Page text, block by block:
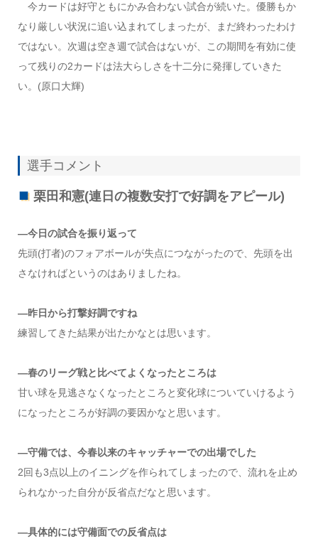
今カードは好守ともにかみ合わない試合が続いた。優勝もか
なり厳しい状況に追い込まれてしまったが、まだ終わったわけ
ではない。次週は空き週で試合はないが、この期間を有効に使
って残りの2カードは法大らしさを十二分に発揮していきた
い。(原口大輝)
選手コメント
栗田和憲(連日の複数安打で好調をアピール)
―今日の試合を振り返って
先頭(打者)のフォアボールが失点につながったので、先頭を出
さなければというのはありましたね。
―昨日から打撃好調ですね
練習してきた結果が出たかなとは思います。
―春のリーグ戦と比べてよくなったところは
甘い球を見逃さなくなったところと変化球についていけるよう
になったところが好調の要因かなと思います。
―守備では、今春以来のキャッチャーでの出場でした
2回も3点以上のイニングを作られてしまったので、流れを止め
られなかった自分が反省点だなと思います。
―具体的には守備面での反省点は